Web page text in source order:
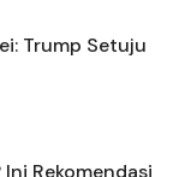
Trump Setuju
Rekomendasi